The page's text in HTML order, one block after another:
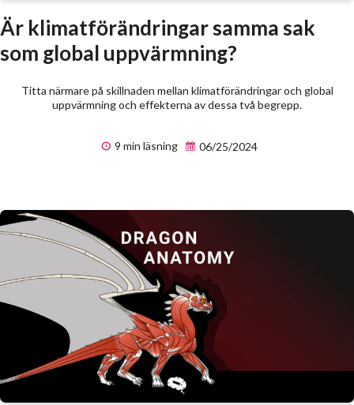
Är klimatförändringar samma sak
som global uppvärmning?
Titta närmare på skillnaden mellan klimatförändringar och global
uppvärmning och effekterna av dessa två begrepp.
9 min läsning 06/25/2024